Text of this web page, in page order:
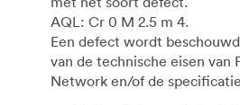
AQL: Cr 0 M 2.5 m 4.
Een defect wordt
van de technische eisen van
Network en/of de